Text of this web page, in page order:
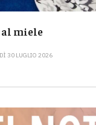
al miele
30 LUGLIO 2026